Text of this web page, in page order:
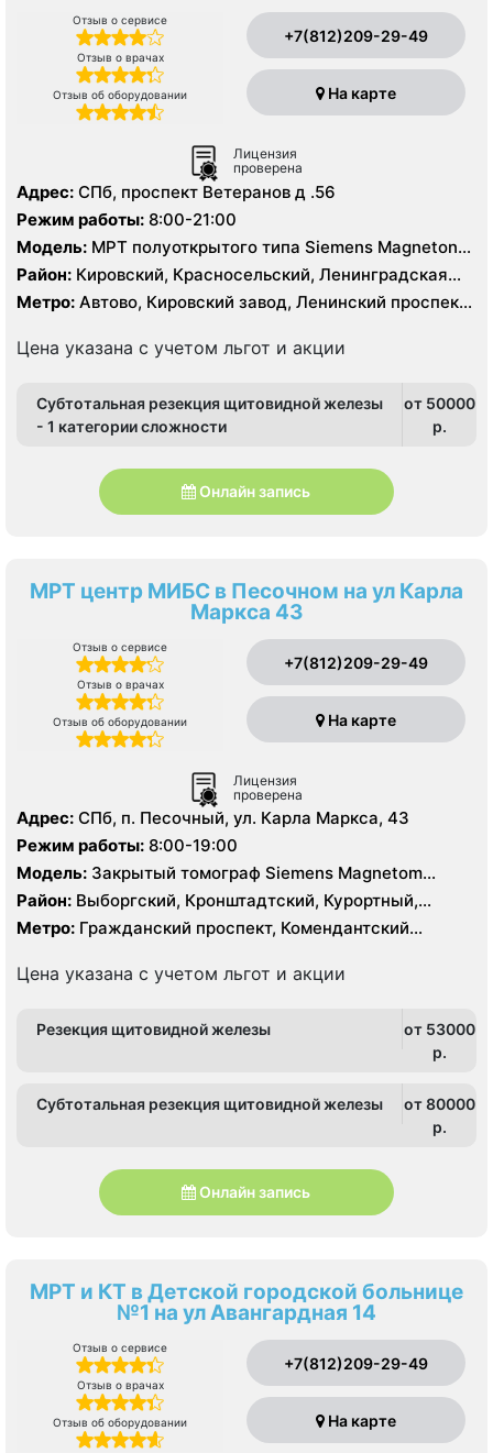
Отзыв о сервисе
Отзыв о врачах
Отзыв об оборудовании
+7(812)209-29-49
На карте
Лицензия
проверена
Адрес: СПб, проспект Ветеранов д .56
Режим работы: 8:00-21:00
Модель: МРТ полуоткрытого типа Siemens Magneton
Espree 1.5 Тесла, КТ Siemens Somatom Definition AS 64
среза
Район: Кировский, Красносельский, Ленинградская
область, Московский, Петродворцовый
Метро: Автово, Кировский завод, Ленинский проспект,
Цена указана с учетом льгот и акции
Субтотальная резекция щитовидной железы
- 1 категории сложности
от 50000
p.
Онлайн запись
МРТ центр МИБС в Песочном на ул Карла
Маркса 43
Отзыв о сервисе
Отзыв о врачах
Отзыв об оборудовании
+7(812)209-29-49
На карте
Лицензия
проверена
Адрес: СПб, п. Песочный, ул. Карла Маркса, 43
Режим работы: 8:00-19:00
Модель: Закрытый томограф Siemens Magnetom
Avanto 1.5 Тесла, Siemens Somatom Sensation 16
срезов, УЗИ
Район: Выборгский, Кронштадтский, Курортный,
Ленинградская область, Приморский
Метро: Гражданский проспект, Комендантский
Цена указана с учетом льгот и акции
Резекция щитовидной железы
от 53000
p.
Субтотальная резекция щитовидной железы
от 80000
p.
Онлайн запись
МРТ и КТ в Детской городской больнице
№1 на ул Авангардная 14
Отзыв о сервисе
Отзыв о врачах
Отзыв об оборудовании
+7(812)209-29-49
На карте